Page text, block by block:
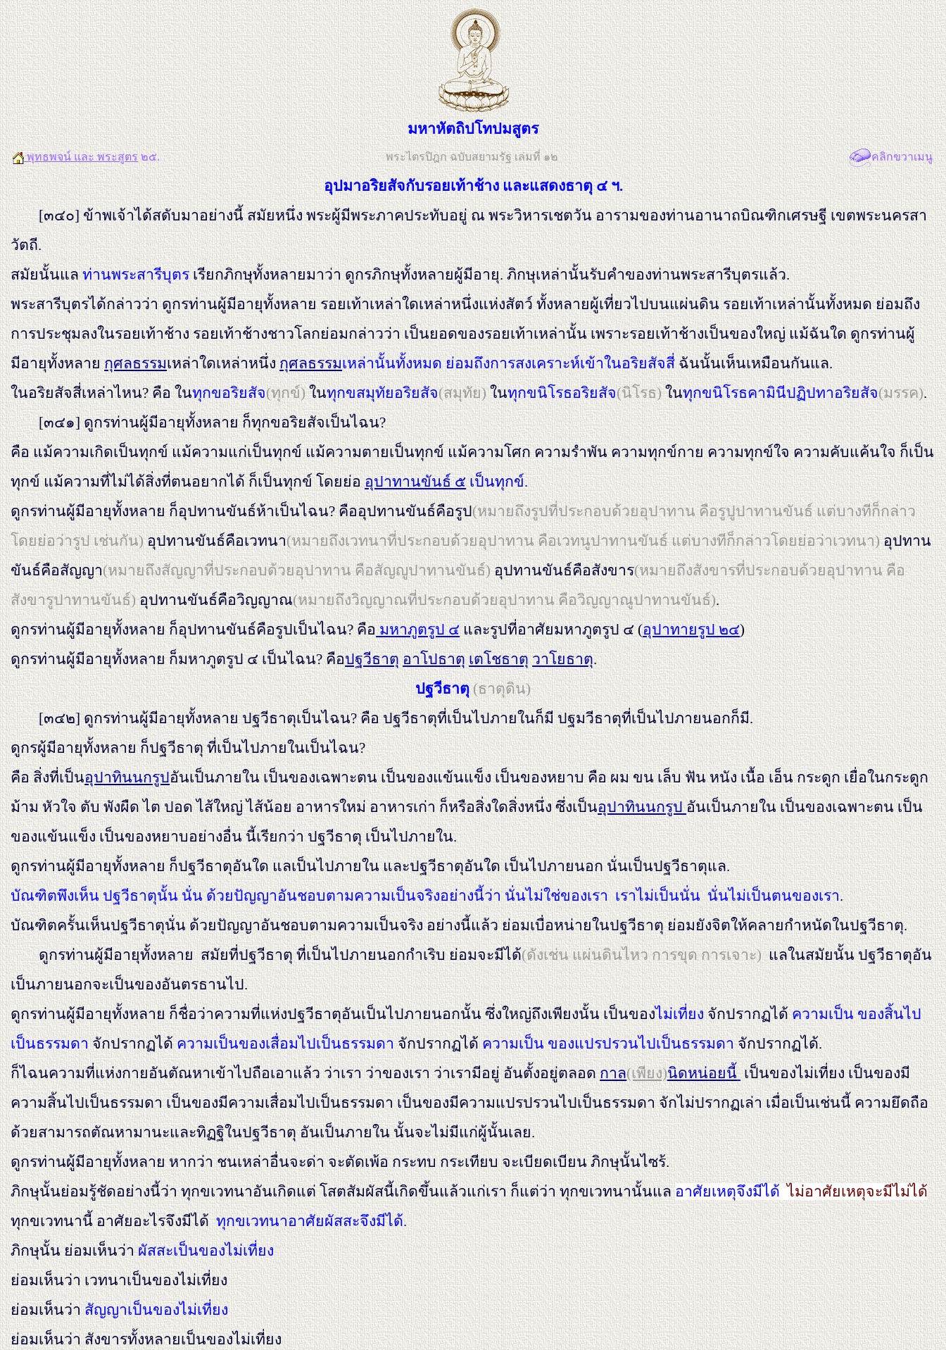
มหาหัตถิปโทปมสูตร
พุทธพจน์ และ พระสูตร๒๕. พระไตรปิฎก ฉบับสยามรัฐ เล่มที่ ๑๒ คลิกขวาเมนู
อุปมาอริยสัจกับรอยเท้าช้าง และแสดงธาตุ ๔ ฯ.
[๓๔๐]ข้าพเจ้าได้สดับมาอย่างนี้ สมัยหนึ่ง พระผู้มีพระภาคประทับอยู่ ณ พระวิหารเชตวัน อารามของท่านอานาถบิณฑิกเศรษฐี เขตพระนครสา
วัตถี.
สมัยนั้นแลท่านพระสารีบุตรเรียกภิกษุทั้งหลายมาว่า ดูกรภิกษุทั้งหลายผู้มีอายุ. ภิกษุเหล่านั้นรับคำของท่านพระสารีบุตรแล้ว.
พระสารีบุตรได้กล่าวว่า ดูกรท่านผู้มีอายุทั้งหลาย รอยเท้าเหล่าใดเหล่าหนึ่งแห่งสัตว์ ทั้งหลายผู้เที่ยวไปบนแผ่นดิน รอยเท้าเหล่านั้นทั้งหมด ย่อมถึง
การประชุมลงในรอยเท้าช้าง รอยเท้าช้างชาวโลกย่อมกล่าวว่า เป็นยอดของรอยเท้าเหล่านั้น เพราะรอยเท้าช้างเป็นของใหญ่ แม้ฉันใด ดูกรท่านผู้
มีอายุทั้งหลายกุศลธรรมเหล่าใดเหล่าหนึ่งกุศลธรรมเหล่านั้นทั้งหมด ย่อมถึงการสงเคราะห์เข้าในอริยสัจสี่ฉันนั้นเห็นเหมือนกันแล.
ในอริยสัจสี่เหล่าไหน? คือ ในทุกขอริยสัจ(ทุกข์)ในทุกขสมุทัยอริยสัจ(สมุทัย)ในทุกขนิโรธอริยสัจ(นิโรธ)ในทุกขนิโรธคามินีปฏิปทาอริยสัจ(มรรค).
[๓๔๑]ดูกรท่านผู้มีอายุทั้งหลาย ก็ทุกขอริยสัจเป็นไฉน?
คือ แม้ความเกิดเป็นทุกข์ แม้ความแก่เป็นทุกข์ แม้ความตายเป็นทุกข์ แม้ความโศก ความรำพัน ความทุกข์กาย ความทุกข์ใจ ความคับแค้นใจ ก็เป็น
ทุกข์ แม้ความที่ไม่ได้สิ่งที่ตนอยากได้ ก็เป็นทุกข์ โดยย่อ อุปาทานขันธ์ ๕เป็นทุกข์.
ดูกรท่านผู้มีอายุทั้งหลาย ก็อุปทานขันธ์ห้าเป็นไฉน? คืออุปทานขันธ์คือรูป(หมายถึงรูปที่ประกอบด้วยอุปาทาน คือรูปูปาทานขันธ์ แต่บางทีก็กล่าว
โดยย่อว่ารูป เช่นกัน)อุปทานขันธ์คือเวทนา(หมายถึงเวทนาที่ประกอบด้วยอุปาทาน คือเวทนูปาทานขันธ์ แต่บางทีก็กล่าวโดยย่อว่าเวทนา)อุปทาน
ขันธ์คือสัญญา(หมายถึงสัญญาที่ประกอบด้วยอุปาทาน คือสัญญูปาทานขันธ์)อุปทานขันธ์คือสังขาร(หมายถึงสังขารที่ประกอบด้วยอุปาทาน คือ
สังขารูปาทานขันธ์)อุปทานขันธ์คือวิญญาณ(หมายถึงวิญญาณที่ประกอบด้วยอุปาทาน คือวิญญาณูปาทานขันธ์).
ดูกรท่านผู้มีอายุทั้งหลาย ก็อุปทานขันธ์คือรูปเป็นไฉน? คือมหาภูตรูป ๔และรูปที่อาศัยมหาภูตรูป ๔ (อุปาทายรูป ๒๔)
ดูกรท่านผู้มีอายุทั้งหลาย ก็มหาภูตรูป ๔ เป็นไฉน? คือปฐวีธาตุ อาโปธาตุ เตโชธาตุ วาโยธาตุ.
ปฐวีธาตุ(ธาตุดิน)
[๓๔๒]ดูกรท่านผู้มีอายุทั้งหลาย ปฐวีธาตุเป็นไฉน? คือ ปฐวีธาตุที่เป็นไปภายในก็มี ปฐมวีธาตุที่เป็นไปภายนอกก็มี.
ดูกรผู้มีอายุทั้งหลาย ก็ปฐวีธาตุ ที่เป็นไปภายในเป็นไฉน?
คือ สิ่งที่เป็นอุปาทินนกรูปอันเป็นภายใน เป็นของเฉพาะตน เป็นของแข้นแข็ง เป็นของหยาบ คือ ผม ขน เล็บ ฟัน หนัง เนื้อ เอ็น กระดูก เยื่อในกระดูก
ม้าม หัวใจ ตับ พังผืด ไต ปอด ไส้ใหญ่ ไส้น้อย อาหารใหม่ อาหารเก่า ก็หรือสิ่งใดสิ่งหนึ่ง ซึ่งเป็นอุปาทินนกรูปอันเป็นภายใน เป็นของเฉพาะตน เป็น
ของแข้นแข็ง เป็นของหยาบอย่างอื่น นี้เรียกว่า ปฐวีธาตุ เป็นไปภายใน.
ดูกรท่านผู้มีอายุทั้งหลาย ก็ปฐวีธาตุอันใด แลเป็นไปภายใน และปฐวีธาตุอันใด เป็นไปภายนอก นั่นเป็นปฐวีธาตุแล.
บัณฑิตพึงเห็น ปฐวีธาตุนั้น นั่น ด้วยปัญญาอันชอบตามความเป็นจริงอย่างนี้ว่า นั่นไม่ใช่ของเรา เราไม่เป็นนั่น นั่นไม่เป็นตนของเรา.
บัณฑิตครั้นเห็นปฐวีธาตุนั่น ด้วยปัญญาอันชอบตามความเป็นจริง อย่างนี้แล้ว ย่อมเบื่อหน่ายในปฐวีธาตุ ย่อมยังจิตให้คลายกำหนัดในปฐวีธาตุ.
ดูกรท่านผู้มีอายุทั้งหลาย สมัยที่ปฐวีธาตุ ที่เป็นไปภายนอกกำเริบ ย่อมจะมีได้(ดังเช่น แผ่นดินไหว การขุด การเจาะ)แลในสมัยนั้น ปฐวีธาตุอัน
เป็นภายนอกจะเป็นของอันตรธานไป.
ดูกรท่านผู้มีอายุทั้งหลาย ก็ชื่อว่าความที่แห่งปฐวีธาตุอันเป็นไปภายนอกนั้น ซึ่งใหญ่ถึงเพียงนั้น เป็นของไม่เที่ยงจักปรากฏได้ความเป็น ของสิ้นไป
เป็นธรรมดาจักปรากฏได้ความเป็นของเสื่อมไปเป็นธรรมดาจักปรากฏได้ความเป็น ของแปรปรวนไปเป็นธรรมดาจักปรากฏได้.
ก็ไฉนความที่แห่งกายอันตัณหาเข้าไปถือเอาแล้ว ว่าเรา ว่าของเรา ว่าเรามีอยู่ อันตั้งอยู่ตลอดกาล(เพียง)นิดหน่อยนี้ เป็นของไม่เที่ยง เป็นของมี
ความสิ้นไปเป็นธรรมดา เป็นของมีความเสื่อมไปเป็นธรรมดา เป็นของมีความแปรปรวนไปเป็นธรรมดา จักไม่ปรากฏเล่า เมื่อเป็นเช่นนี้ ความยึดถือ
ด้วยสามารถตัณหามานะและทิฏฐิในปฐวีธาตุ อันเป็นภายใน นั้นจะไม่มีแก่ผู้นั้นเลย.
ดูกรท่านผู้มีอายุทั้งหลาย หากว่า ชนเหล่าอื่นจะด่า จะตัดเพ้อ กระทบ กระเทียบ จะเบียดเบียน ภิกษุนั้นไซร้.
ภิกษุนั้นย่อมรู้ชัดอย่างนี้ว่า ทุกขเวทนาอันเกิดแต่ โสตสัมผัสนี้เกิดขึ้นแล้วแก่เรา ก็แต่ว่า ทุกขเวทนานั้นแลอาศัยเหตุจึงมีได้ไม่อาศัยเหตุจะมีไม่ได้
ทุกขเวทนานี้ อาศัยอะไรจึงมีได้ทุกขเวทนาอาศัยผัสสะจึงมีได้.
ภิกษุนั้น ย่อมเห็นว่าผัสสะเป็นของไม่เที่ยง
ย่อมเห็นว่า เวทนาเป็นของไม่เที่ยง
ย่อมเห็นว่าสัญญาเป็นของไม่เที่ยง
ย่อมเห็นว่า สังขารทั้งหลายเป็นของไม่เที่ยง